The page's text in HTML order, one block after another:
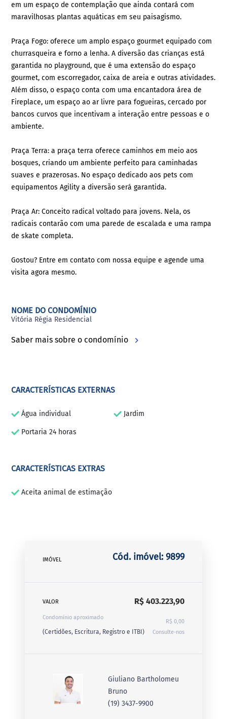
em um espaço de contemplação que ainda contará com
maravilhosas plantas aquáticas em seu paisagismo.
Praça Fogo: oferece um amplo espaço gourmet equipado com
churrasqueira e forno a lenha. A diversão das crianças está
garantida no playground, que é uma extensão do espaço
gourmet, com escorregador, caixa de areia e outras atividades.
Além disso, o espaço conta com uma encantadora área de
Fireplace, um espaço ao ar livre para fogueiras, cercado por
bancos curvos que incentivam a interação entre pessoas e o
ambiente.
Praça Terra: a praça terra oferece caminhos em meio aos
bosques, criando um ambiente perfeito para caminhadas
suaves e prazerosas. No espaço dedicado aos pets com
equipamentos Agility a diversão será garantida.
Praça Ar: Conceito radical voltado para jovens. Nela, os
radicais contarão com uma parede de escalada e uma rampa
de skate completa.
Gostou? Entre em contato com nossa equipe e agende uma
visita agora mesmo.
NOME DO CONDOMÍNIO
Vitória Régia Residencial
Saber mais sobre o condomínio
CARACTERÍSTICAS EXTERNAS
Água individual Jardim
Portaria 24 horas
CARACTERÍSTICAS EXTRAS
Aceita animal de estimação
IMÓVEL Cód. imóvel: 9899
VALOR R$ 403.223,90
Condomínio aproximado
R$ 0,00
(Certidões, Escritura, Registro e ITBI) Consulte-nos
Giuliano Bartholomeu
Bruno
(19) 3437-9900